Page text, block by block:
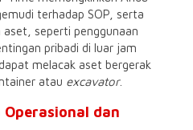
terhadap SOP, serta
seperti penggunaan
pribadi di luar jam
melacak aset bergerak
atau excavator.
dan